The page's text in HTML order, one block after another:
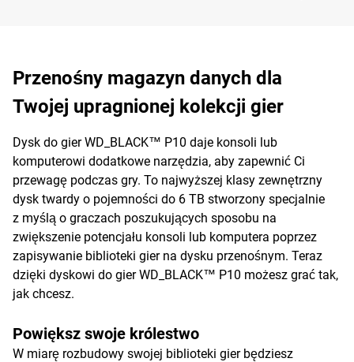
Przenośny magazyn danych dla
Twojej upragnionej kolekcji gier
Dysk do gier WD_BLACK™ P10 daje konsoli lub
komputerowi dodatkowe narzędzia, aby zapewnić Ci
przewagę podczas gry. To najwyższej klasy zewnętrzny
dysk twardy o pojemności do 6 TB stworzony specjalnie
z myślą o graczach poszukujących sposobu na
zwiększenie potencjału konsoli lub komputera poprzez
zapisywanie biblioteki gier na dysku przenośnym. Teraz
dzięki dyskowi do gier WD_BLACK™ P10 możesz grać tak,
jak chcesz.
Powiększ swoje królestwo
W miarę rozbudowy swojej biblioteki gier będziesz